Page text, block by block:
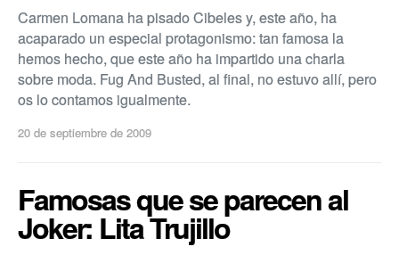
Carmen Lomana ha pisado Cibeles y, este año, ha
acaparado un especial protagonismo: tan famosa la
hemos hecho, que este año ha impartido una charla
sobre moda. Fug And Busted, al final, no estuvo allí­, pero
os lo contamos igualmente.
20 de septiembre de 2009
Famosas que se parecen al
Joker: Lita Trujillo